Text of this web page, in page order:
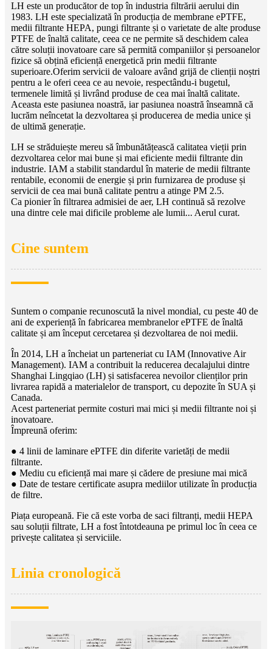
LH este un producător de top în industria filtrării aerului din
1983. LH este specializată în producția de membrane ePTFE,
medii filtrante HEPA, pungi filtrante și o varietate de alte produse
PTFE de înaltă calitate, ceea ce ne permite să deschidem calea
către soluții inovatoare care să permită companiilor și persoanelor
fizice să obțină eficiență energetică prin medii filtrante
superioare.Oferim servicii de valoare având grijă de clienții noștri
pentru a le oferi ceea ce au nevoie, respectându-i bugetul,
termenele limită și livrând produse de cea mai înaltă calitate.
Aceasta este pasiunea noastră, iar pasiunea noastră înseamnă că
lucrăm neîncetat la dezvoltarea și producerea de media unice și
de ultimă generație.
LH se străduiește mereu să îmbunătățească calitatea vieții prin
dezvoltarea celor mai bune și mai eficiente medii filtrante din
industrie. IAM a stabilit standardul în materie de medii filtrante
rentabile, economii de energie și prin furnizarea de produse și
servicii de cea mai bună calitate pentru a atinge PM 2.5.
Ca pionier în filtrarea admisiei de aer, LH continuă să rezolve
una dintre cele mai dificile probleme ale lumii... Aerul curat.
Cine suntem
Suntem o companie recunoscută la nivel mondial, cu peste 40 de
ani de experiență în fabricarea membranelor ePTFE de înaltă
calitate și am început cercetarea și dezvoltarea de noi medii.
În 2014, LH a încheiat un parteneriat cu IAM (Innovative Air
Management). IAM a contribuit la reducerea decalajului dintre
Shanghai Lingqiao (LH) și satisfacerea nevoilor clienților prin
livrarea rapidă a materialelor de transport, cu depozite în SUA și
Canada.
Acest parteneriat permite costuri mai mici și medii filtrante noi și
inovatoare.
Împreună oferim:
● 4 linii de laminare ePTFE din diferite varietăți de medii
filtrante.
● Mediu cu eficiență mai mare și cădere de presiune mai mică
● Date de testare certificate asupra mediilor utilizate în producția
de filtre.
Piața europeană. Fie că este vorba de saci filtranți, medii HEPA
sau soluții filtrate, LH a fost întotdeauna pe primul loc în ceea ce
privește calitatea și serviciile.
Linia cronologică